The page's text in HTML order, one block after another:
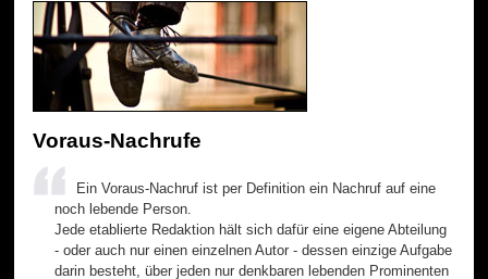
Voraus-Nachrufe
Ein Voraus-Nachruf ist per Definition ein Nachruf auf eine
noch lebende Person.
Jede etablierte Redaktion hält sich dafür eine eigene Abteilung
- oder auch nur einen einzelnen Autor - dessen einzige Aufgabe
darin besteht, über jeden nur denkbaren lebenden Prominenten